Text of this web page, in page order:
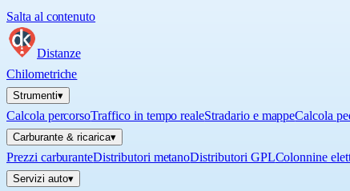
Salta al contenuto
Distanze
Chilometriche
Strumenti▾
Calcola percorsoTraffico in tempo realeStradario e mappeCalcola
Carburante & ricarica▾
Prezzi carburanteDistributori metanoDistributori GPLColonnine
Servizi auto▾